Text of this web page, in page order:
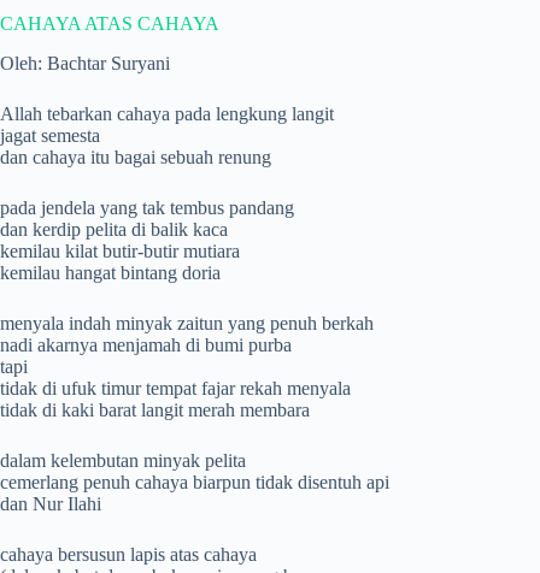
CAHAYA ATAS CAHAYA
Oleh: Bachtar Suryani
Allah tebarkan cahaya pada lengkung langit
jagat semesta
dan cahaya itu bagai sebuah renung
pada jendela yang tak tembus pandang
dan kerdip pelita di balik kaca
kemilau kilat butir-butir mutiara
kemilau hangat bintang doria
menyala indah minyak zaitun yang penuh berkah
nadi akarnya menjamah di bumi purba
tapi
tidak di ufuk timur tempat fajar rekah menyala
tidak di kaki barat langit merah membara
dalam kelembutan minyak pelita
cemerlang penuh cahaya biarpun tidak disentuh api
dan Nur Ilahi
cahaya bersusun lapis atas cahaya